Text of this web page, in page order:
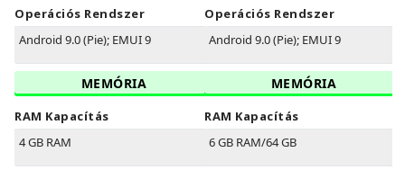
Operációs Rendszer
Android 9.0 (Pie); EMUI 9
MEMÓRIA
RAM Kapacítás
4 GB RAM
Operációs Rendszer
Android 9.0 (Pie); EMUI 9
MEMÓRIA
RAM Kapacítás
6 GB RAM/64 GB